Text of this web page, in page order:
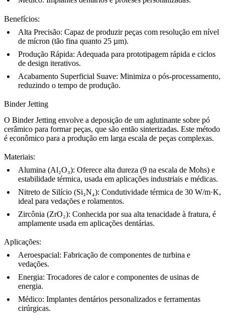
Benefícios:
Alta Precisão: Capaz de produzir peças com resolução em nível
de mícron (tão fina quanto 25 µm).
Produção Rápida: Adequada para prototipagem rápida e ciclos
de design iterativos.
Acabamento Superficial Suave: Minimiza o pós-processamento,
reduzindo o tempo de produção.
Binder Jetting
O Binder Jetting envolve a deposição de um aglutinante sobre pó
cerâmico para formar peças, que são então sinterizadas. Este método
é econômico para a produção em larga escala de peças complexas.
Materiais:
Alumina (Al₂O₃): Oferece alta dureza (9 na escala de Mohs) e
estabilidade térmica, usada em aplicações industriais e médicas.
Nitreto de Silício (Si₃N₄): Condutividade térmica de 30 W/m·K,
ideal para vedações e rolamentos.
Zircônia (ZrO₂): Conhecida por sua alta tenacidade à fratura, é
amplamente usada em aplicações dentárias.
Aplicações:
Aeroespacial: Fabricação de componentes de turbina e
vedações.
Energia: Trocadores de calor e componentes de usinas de
energia.
Médico: Implantes dentários personalizados e ferramentas
cirúrgicas.